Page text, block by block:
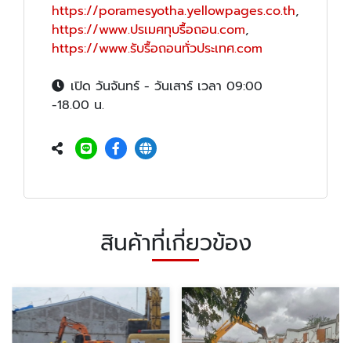
https://poramesyotha.yellowpages.co.th,
https://www.ปรเมศทุบรื้อถอน.com,
https://www.รับรื้อถอนทั่วประเทศ.com
เปิด วันจันทร์ - วันเสาร์ เวลา 09:00
-18.00 น.
สินค้าที่เกี่ยวข้อง